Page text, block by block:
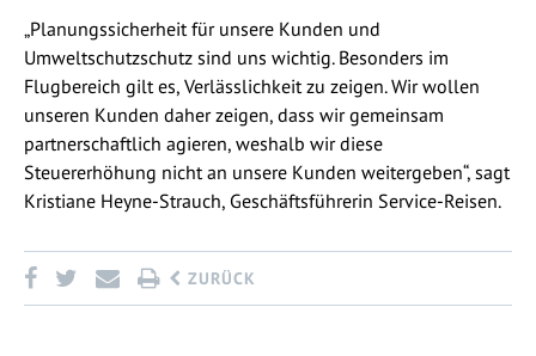
„Planungssicherheit für unsere Kunden und
Umweltschutzschutz sind uns wichtig. Besonders im
Flugbereich gilt es, Verlässlichkeit zu zeigen. Wir wollen
unseren Kunden daher zeigen, dass wir gemeinsam
partnerschaftlich agieren, weshalb wir diese
Steuererhöhung nicht an unsere Kunden weitergeben“, sagt
Kristiane Heyne-Strauch, Geschäftsführerin Service-Reisen.
ZURÜCK